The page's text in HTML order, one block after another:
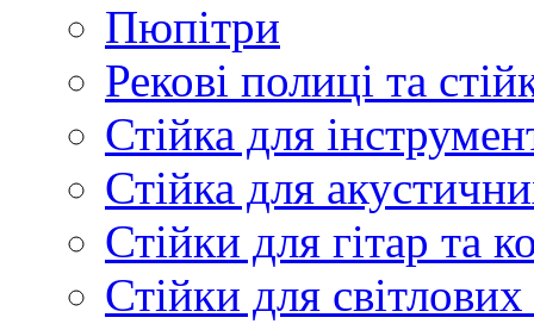
Пюпітри
Рекові полиці та
Стійка для
Стійка для
Стійки для гітар та
Стійки для